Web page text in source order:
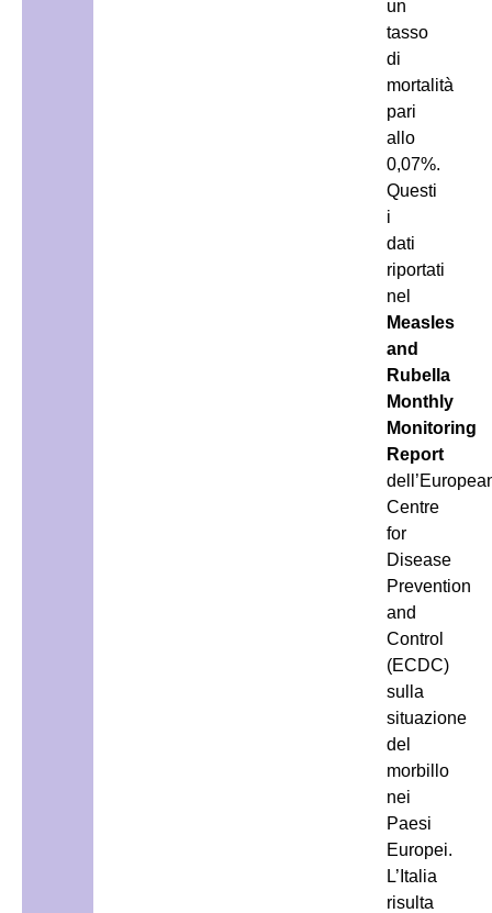
un
tasso
di
mortalità
pari
allo
0,07%.
Questi
i
dati
riportati
nel
Measles
and
Rubella
Monthly
Monitoring
Report
Centre
for
Disease
Prevention
and
Control
(ECDC)
sulla
situazione
del
morbillo
nei
Paesi
Europei.
L’Italia
risulta